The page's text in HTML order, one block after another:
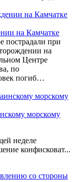
на Камчатке
пострадали при
на
Центре
по
погиб…
морскому
неделе
конфисковат...